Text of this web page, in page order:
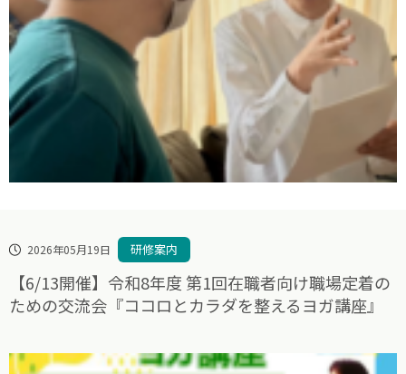
2026年05月19日 研修案内
【6/13開催】令和8年度 第1回在職者向け職場定着の
ための交流会『ココロとカラダを整えるヨガ講座』